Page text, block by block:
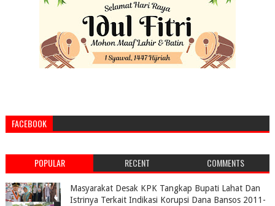
FACEBOOK
POPULAR RECENT COMMENTS
Masyarakat Desak KPK Tangkap Bupati Lahat Dan
Istrinya Terkait Indikasi Korupsi Dana Bansos 2011-